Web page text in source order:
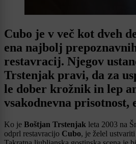
Cubo je v več kot dveh
ena najbolj
restavracij. Njegov
Trstenjak pravi, da za
le dober krožnik in lep
vsakodnevna prisotnost,
Ko je Boštjan Trstenjak leta 2003 na
odprl restavracijo Cubo, je želel